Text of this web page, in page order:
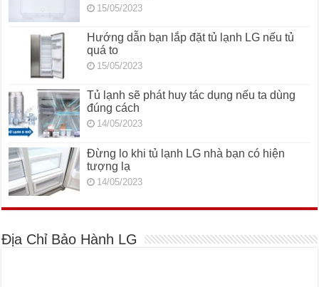
15/05/2023
Hướng dẫn bạn lắp đặt tủ lạnh LG nếu tủ
quá to
15/05/2023
Tủ lạnh sẽ phát huy tác dụng nếu ta dùng
đúng cách
14/05/2023
Đừng lo khi tủ lạnh LG nhà bạn có hiện
tượng lạ
14/05/2023
Địa Chỉ Bảo Hành LG